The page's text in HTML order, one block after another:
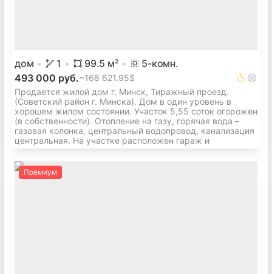
дом 1 99.5 м² 5-комн.
493 000 руб.~168 621.95$
Продается жилой дом г. Минск, Тиражный проезд.
(Советский район г. Минска). Дом в один уровень в
хорошем жилом состоянии. Участок 5,55 соток огорожен
(в собственности). Отопление на газу, горячая вода –
газовая колонка, центральный водопровод, канализация
центральная. На участке расположен гараж и
Премиум